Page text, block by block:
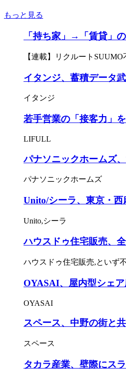
もっと見る
「持ち家」→「賃貸」
【連載】リクルート
イタンジ、蓄積データ
イタンジ
若手営業の「接客力」
LIFULL
パナソニックホームズ
パナソニックホームズ
Unito/シーラ、東京・
Unito,シーラ
ハウスドゥ住宅販売、
ハウスドゥ住宅販売,といず
OYASAI、屋内型シェ
OYASAI
スペース、中野の街と
スペース
タカラ産業、壁際にス